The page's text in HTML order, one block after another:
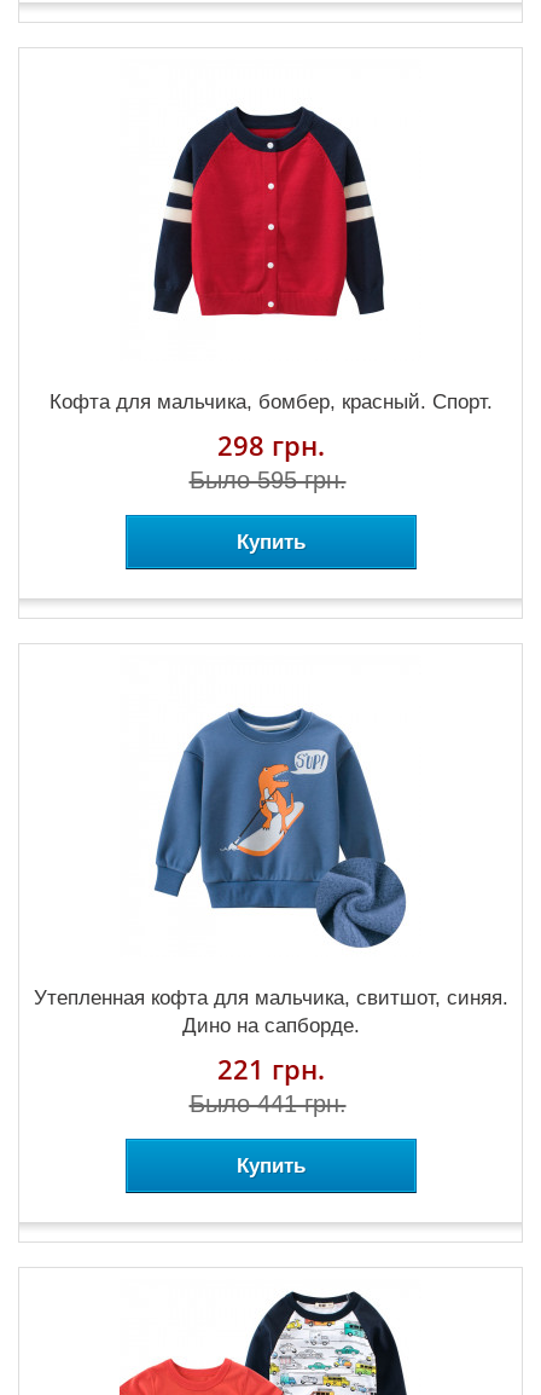
Кофта для мальчика, бомбер, красный. Спорт.
298 грн.
Было 595 грн.
Купить
Утепленная кофта для мальчика, свитшот, синяя.
Дино на сапборде.
221 грн.
Было 441 грн.
Купить